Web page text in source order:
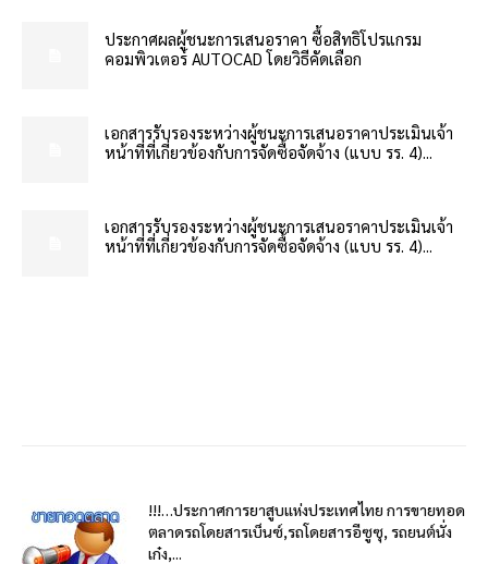
ประกาศผลผู้ชนะการเสนอราคา ซื้อสิทธิโปรแกรม
คอมพิวเตอร์ AUTOCAD โดยวิธีคัดเลือก
เอกสารรับรองระหว่างผู้ชนะการเสนอราคาประเมินเจ้า
หน้าที่ที่เกี่ยวข้องกับการจัดซื้อจัดจ้าง (แบบ รร. 4)...
เอกสารรับรองระหว่างผู้ชนะการเสนอราคาประเมินเจ้า
หน้าที่ที่เกี่ยวข้องกับการจัดซื้อจัดจ้าง (แบบ รร. 4)...
!!!…ประกาศการยาสูบแห่งประเทศไทย การขายทอด
ตลาดรถโดยสารเบ็นซ์,รถโดยสารอีซูซุ, รถยนต์นั่ง
เก๋ง,...